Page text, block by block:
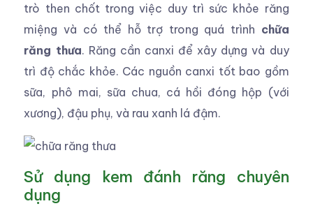
trò then chốt trong việc duy trì sức khỏe răng
miệng và có thể hỗ trợ trong quá trình chữa
răng thưa. Răng cần canxi để xây dựng và duy
trì độ chắc khỏe. Các nguồn canxi tốt bao gồm
sữa, phô mai, sữa chua, cá hồi đóng hộp (với
xương), đậu phụ, và rau xanh lá đậm.
Sử dụng kem đánh răng chuyên
dụng